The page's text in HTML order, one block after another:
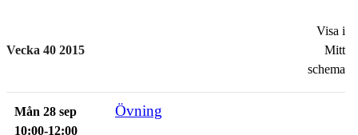
Vecka 40 2015
Visa i
Mitt
schema
Mån 28 sep
10:00-12:00
Övning